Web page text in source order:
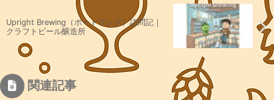
Upright Brewing（ポートランド）訪問記｜
クラフトビール醸造所
関連記事